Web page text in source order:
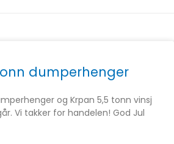
dumperhenger
og Krpan 5,5 tonn vinsj
Vi takker for handelen! God Jul